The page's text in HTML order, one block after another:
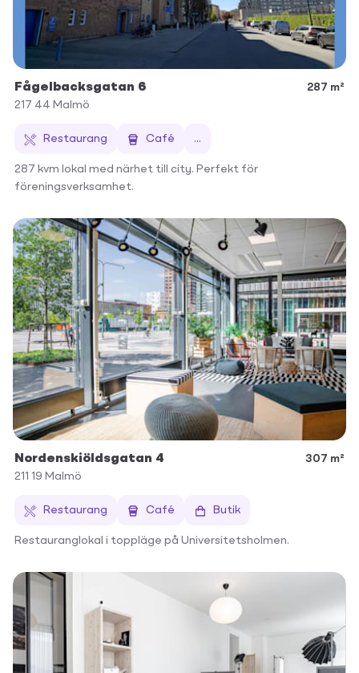
Fågelbacksgatan 6
287 m²
217 44 Malmö
Restaurang Café ...
287 kvm lokal med närhet till city. Perfekt för
föreningsverksamhet.
Nordenskiöldsgatan 4
307 m²
211 19 Malmö
Restaurang Café Butik
Restauranglokal i toppläge på Universitetsholmen.